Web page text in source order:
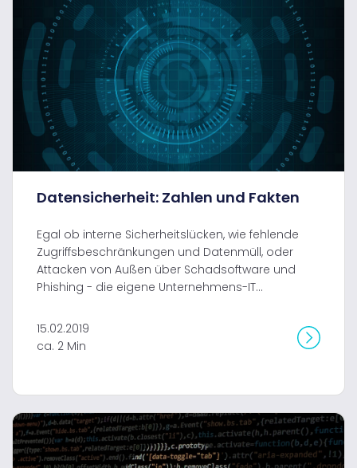
Datensicherheit: Zahlen und Fakten
Egal ob interne Sicherheitslücken, wie fehlende
Zugriffsbeschränkungen und Datenmüll, oder
Attacken von Außen über Schadsoftware und
Phishing - die eigene Unternehmens-IT...
15.02.2019
ca. 2 Min